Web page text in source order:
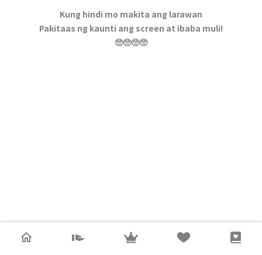
Kung hindi mo makita ang larawan
Pakitaas ng kaunti ang screen at ibaba muli!
🥺🥺🥺🥺